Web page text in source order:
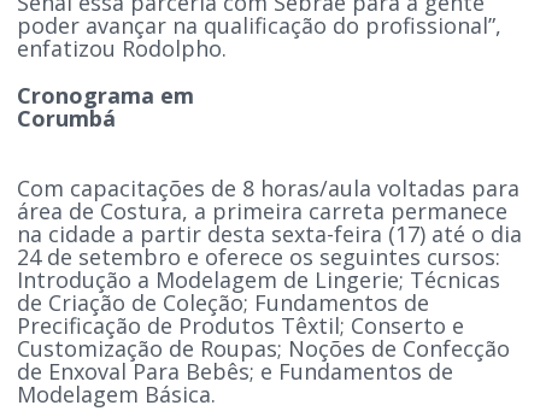
poder avançar na qualificação do profissional”,
enfatizou Rodolpho.
Cronograma em
Corumbá
Com capacitações de 8 horas/aula voltadas para
área de Costura, a primeira carreta permanece
na cidade a partir desta sexta-feira (17) até o dia
24 de setembro e oferece os seguintes cursos:
Introdução a Modelagem de Lingerie; Técnicas
de Criação de Coleção; Fundamentos de
Precificação de Produtos Têxtil; Conserto e
Customização de Roupas; Noções de Confecção
de Enxoval Para Bebês; e Fundamentos de
Modelagem Básica.